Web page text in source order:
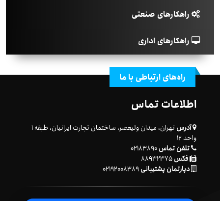
راهکارهای صنعتی
راهکارهای اداری
راه‌های ارتباطی با ما
اطلاعات تماس
آدرس
تهران، میدان ولیعصر، ساختمان تجارت ایرانیان، طبقه ۱
واحد ۱۲
تلفن تماس۰۲۱۸۳۸۹۰
فکس
دپارتمان پشتیبانی۰۲۱۹۲۰۰۸۳۸۹